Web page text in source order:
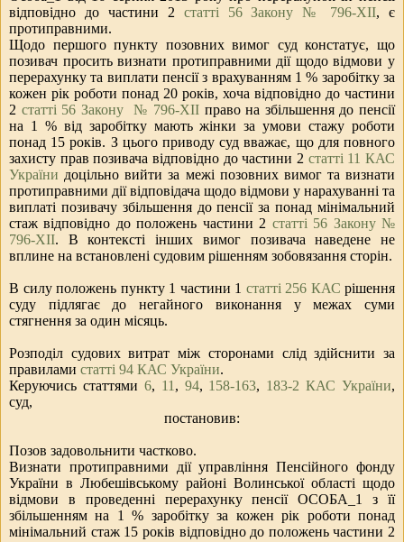
відповідно до частини 2
статті 56 Закону № 796-ХІІ, є
протиправними.
Щодо першого пункту позовних вимог суд констатує, що
позивач просить визнати протиправними дії щодо відмови у
перерахунку та виплати пенсії з врахуванням 1 % заробітку за
кожен рік роботи понад 20 років, хоча відповідно до частини
2 статті 56 Закону № 796-ХІІ право на збільшення до пенсії
на 1 % від заробітку мають жінки за умови стажу роботи
понад 15 років. З цього приводу суд вважає, що для повного
захисту прав позивача відповідно до частини 2 статті 11 КАС
України доцільно вийти за межі позовних вимог та визнати
протиправними дії відповідача щодо відмови у нарахуванні та
виплаті позивачу збільшення до пенсії за понад мінімальний
стаж відповідно до положень частини 2 статті 56 Закону №
796-ХІІ. В контексті інших вимог позивача наведене не
вплине на встановлені судовим рішенням зобовязання сторін.
В силу положень пункту 1 частини 1 статті 256 КАС рішення
суду підлягає до негайного виконання у межах суми
стягнення за один місяць.
Розподіл судових витрат між сторонами слід здійснити за
правилами статті 94 КАС України.
Керуючись статтями 6, 11 , 94, 158-163, 183-2 КАС України,
суд,
постановив:
Позов задовольнити частково.
Визнати протиправними дії управління Пенсійного фонду
України в Любешівському районі Волинської області щодо
відмови в проведенні перерахунку пенсії ОСОБА_1 з її
збільшенням на 1 % заробітку за кожен рік роботи понад
мінімальний стаж 15 років відповідно до положень частини 2